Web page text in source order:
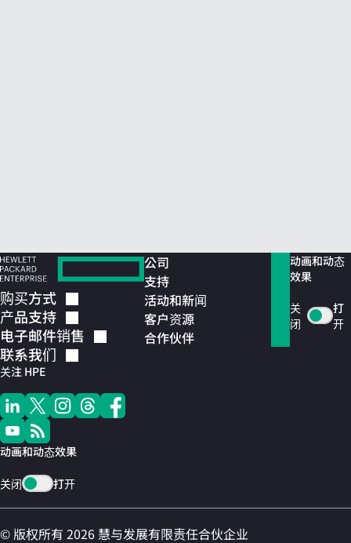
购买方式
产品支持
电子邮件销售
联系我们
关注 HPE
动画和动态效果
关闭 打开
公司
支持
活动和新闻
客户资源
合作伙伴
动画和动态
效果
关
闭
打
开
© 版权所有 2026 慧与发展有限责任合伙企业